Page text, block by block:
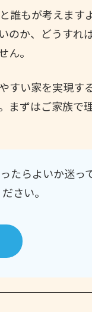
誰もが考えます
のか、どうすれ
。
すい家を実現す
まずはご家族で
たらよいか迷っ
さい。